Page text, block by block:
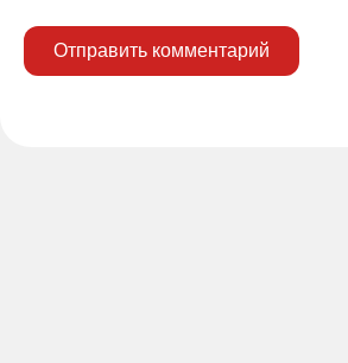
Отправить комментарий